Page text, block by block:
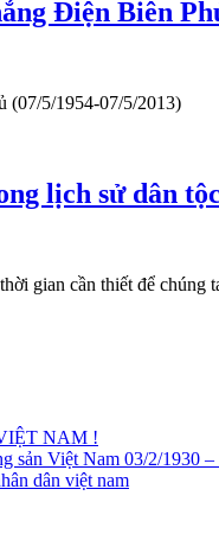
Điện Biên
(07/5/1954-07/5/2013)
lịch sử dân
gian cần thiết để chúng
NAM !
sản Việt Nam 03/2/1930 –
dân việt nam